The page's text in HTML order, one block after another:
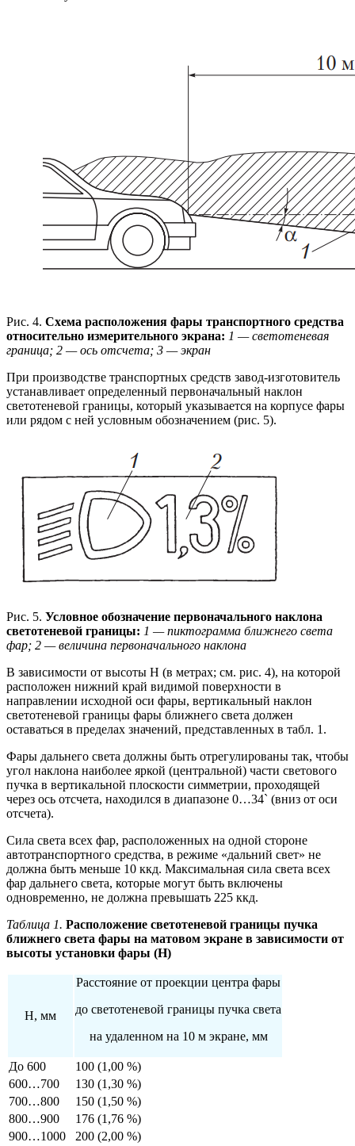
Рис. 4. Схема расположения фары транспортного средства
относительно измерительного экрана: 1 — светотеневая
граница; 2 — ось отсчета; 3 — экран
При производстве транспортных средств завод-изготовитель
устанавливает определенный первоначальный наклон
светотеневой границы, который указывается на корпусе фары
или рядом с ней условным обозначением (рис. 5).
Рис. 5. Условное обозначение первоначального наклона
светотеневой границы: 1 — пиктограмма ближнего света
фар; 2 — величина первоначального наклона
В зависимости от высоты Н (в метрах; см. рис. 4), на которой
расположен нижний край видимой поверхности в
направлении исходной оси фары, вертикальный наклон
светотеневой границы фары ближнего света должен
оставаться в пределах значений, представленных в табл. 1.
Фары дальнего света должны быть отрегулированы так, чтобы
угол наклона наиболее яркой (центральной) части светового
пучка в вертикальной плоскости симметрии, проходящей
через ось отсчета, находился в диапазоне 0…34` (вниз от оси
отсчета).
Сила света всех фар, расположенных на одной стороне
автотранспортного средства, в режиме «дальний свет» не
должна быть меньше 10 ккд. Максимальная сила света всех
фар дальнего света, которые могут быть включены
одновременно, не должна превышать 225 ккд.
Таблица 1. Расположение светотеневой границы пучка
ближнего света фары на матовом экране в зависимости от
высоты установки фары (H)
Н, мм
Расстояние от проекции центра фары
до светотеневой границы пучка света
на удаленном на 10 м экране, мм
До 600
100 (1,00 %)
600…700
130 (1,30 %)
700…800
150 (1,50 %)
800…900
176 (1,76 %)
900…1000
200 (2,00 %)